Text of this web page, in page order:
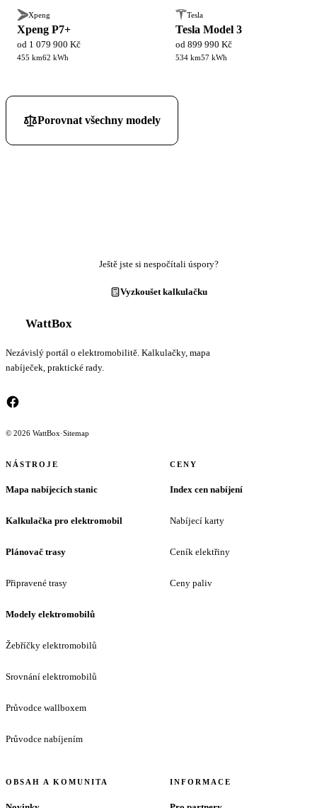
Xpeng
Xpeng P7+
od 1 079 900 Kč
455 km62 kWh
Tesla
Tesla Model 3
od 899 990 Kč
534 km57 kWh
Porovnat všechny modely
Ještě jste si nespočítali úspory?
Vyzkoušet kalkulačku
WattBox
Nezávislý portál o elektromobilitě. Kalkulačky, mapa
nabíječek, praktické rady.
© 2026 WattBox·Sitemap
NÁSTROJE
Mapa nabíjecích stanic
Kalkulačka pro elektromobil
Plánovač trasy
Připravené trasy
Modely elektromobilů
Žebříčky elektromobilů
Srovnání elektromobilů
Průvodce wallboxem
Průvodce nabíjením
CENY
Index cen nabíjení
Nabíjecí karty
Ceník elektřiny
Ceny paliv
OBSAH A KOMUNITA INFORMACE